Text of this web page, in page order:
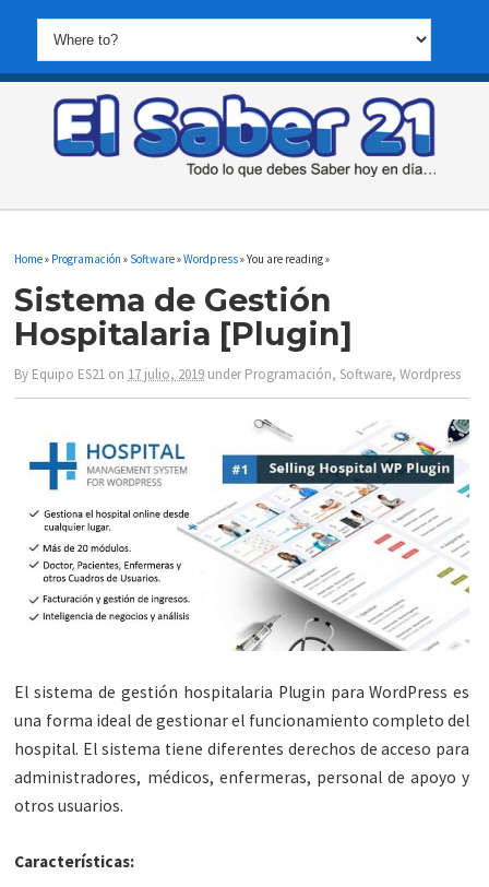
Home» Programación » Software»Wordpress» You are reading »
Sistema de Gestión
Hospitalaria [Plugin]
By Equipo ES21 on 17 julio, 2019 underProgramación,Software,Wordpress
El sistema de gestión hospitalaria Plugin para WordPress es
una forma ideal de gestionar el funcionamiento completo del
hospital. El sistema tiene diferentes derechos de acceso para
administradores, médicos, enfermeras, personal de apoyo y
otros usuarios.
Características: